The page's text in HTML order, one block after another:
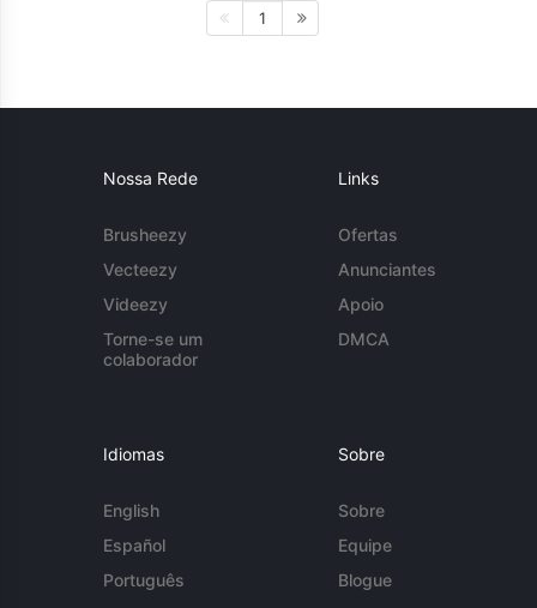
1
Nossa Rede
Brusheezy
Vecteezy
Videezy
Torne-se um
colaborador
Links
Ofertas
Anunciantes
Apoio
DMCA
Idiomas
English
Español
Português
Sobre
Sobre
Equipe
Blogue